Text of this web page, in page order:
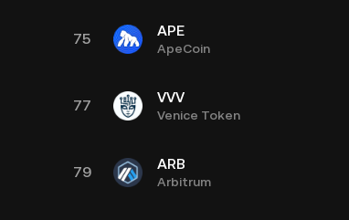
75 APE
ApeCoin
77 VVV
Venice Token
79 ARB
Arbitrum